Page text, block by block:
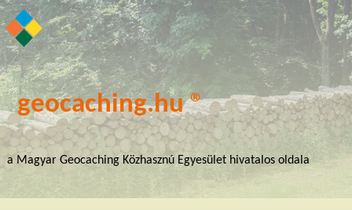
geocaching.hu ®
a Magyar Geocaching Közhasznú Egyesület hivatalos oldala